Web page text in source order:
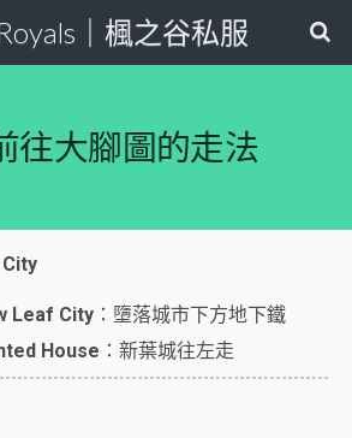
｜楓之谷私服
往大腳圖的走法
Leaf City ：墮落城市下方地下鐵
House ：新葉城往左走